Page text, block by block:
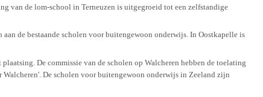
van de lom-school in Terneuzen is uitgegroeid tot een zelfstandige
de bestaande scholen voor buitengewoon onderwijs. In Oostkapelle is
De commissie van de scholen op Walcheren hebben de toelating
De scholen voor buitengewoon onderwijs in Zeeland zijn